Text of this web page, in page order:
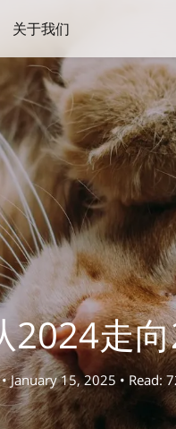
关于我们
2024走
January 15, 2025 • Read: